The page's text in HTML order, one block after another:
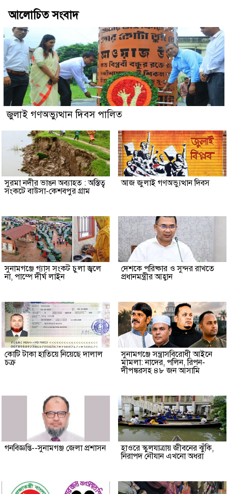
আলোচিত সংবাদ
জুলাই গণঅভ্যুত্থান দিবস পালিত
সুরমা নদীর ভাঙন অব্যাহত : অস্তিত্ব
সংকটে বাউসা-কেশবপুর গ্রাম
আজ জুলাই গণঅভ্যুত্থান দিবস
সুনামগঞ্জে গ্যাস সংকট চুলা জ্বলে
না, পাম্পে দীর্ঘ লাইন
দেশকে পরিষ্কার ও সুন্দর রাখতে
প্রধানমন্ত্রীর আহ্বান
কোটি টাকা হাতিয়ে নিয়েছে দালাল
চক্র
‎সুনামগঞ্জে সন্ত্রাসবিরোধী আইনে
মামলা: নাদের, পলিন, রিপন-
দীপঙ্করসহ ৪৮ জন আসামি
গনবিজ্ঞপ্তি--সুনামগঞ্জ জেলা প্রশাসন
হাওরে স্কুলযাত্রায় জীবনের ঝুঁকি,
নিরাপদ নৌযান এখনো অধরা